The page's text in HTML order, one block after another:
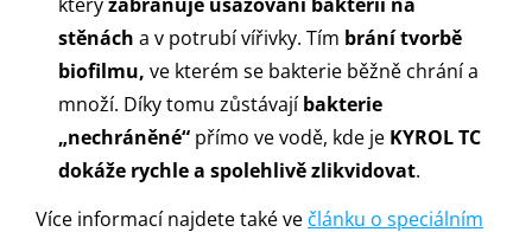
stěnách a v potrubí vířivky. Tím brání tvorbě
biofilmu, ve kterém se bakterie běžně chrání a
množí. Díky tomu zůstávajíbakterie
„nechráněné“ přímo ve vodě, kde je KYROL TC
dokáže rychle a spolehlivě zlikvidovat.
Více informací najdete také ve článku o speciálním